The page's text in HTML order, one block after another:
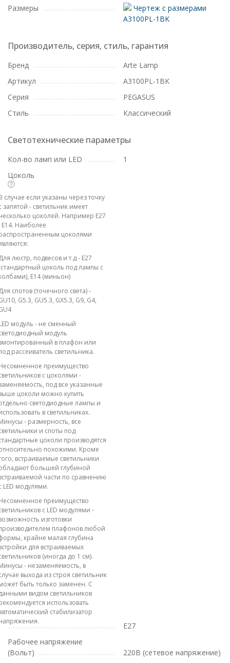
Размеры
Чертеж с размерами
A3100PL-1BK
Производитель, серия, стиль, гарантия
Бренд
Arte Lamp
Артикул
A3100PL-1BK
Серия
PEGASUS
Стиль
Классический
Светотехнические параметры
Кол-во ламп или LED
1
Цоколь
случае если указаны через точку
запятой - светильник имеет
цоколей. Например E27
E14. Наиболее
цоколями
люстр, подвесов и т.д - E27
цоколь под лампы с
E14 (миньон)
спотов (точечного света) -
G5.3, GU5.3, GX5.3, G9, G4,
модуль - не сменный
модуль
в плафон или
рассеиватель светильника.
преимущество
с цоколями -
под все указанные
цоколи можно купить
светодиодные лампы и
в светильниках.
- размерность, все
и споты под
цоколи производятся
похожими. Кроме
встраиваемые светильники
большей глубиной
части по сравнению
LED модулями.
преимущество
с LED модулями -
изготовки
плафонов любой
крайне малая глубина
для встраиваемых
(иногда до 1 см).
- незаменяемость, в
выхода из строя светильник
быть только заменен. С
видом светильников
использовать
стабилизатор
E27
Рабочее напряжение
(Вольт)
220В (сетевое напряжение)